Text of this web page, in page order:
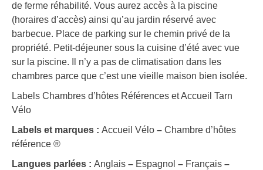
de ferme réhabilité. Vous aurez accès à la piscine
(horaires d’accès) ainsi qu’au jardin réservé avec
barbecue. Place de parking sur le chemin privé de la
propriété. Petit-déjeuner sous la cuisine d’été avec vue
sur la piscine. Il n’y a pas de climatisation dans les
chambres parce que c’est une vieille maison bien isolée.
Labels Chambres d’hôtes Références et Accueil Tarn
Vélo
Labels et marques : Accueil Vélo – Chambre d’hôtes
référence ®
Langues parlées : Anglais – Espagnol – Français –